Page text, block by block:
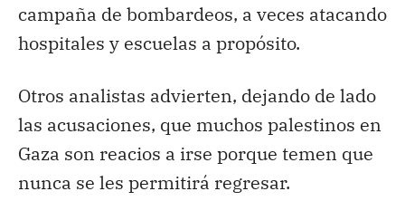
campaña de bombardeos, a veces atacando
hospitales y escuelas a propósito.
Otros analistas advierten, dejando de lado
las acusaciones, que muchos palestinos en
Gaza son reacios a irse porque temen que
nunca se les permitirá regresar.